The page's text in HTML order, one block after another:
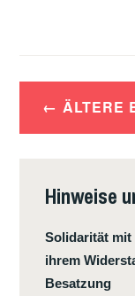
FEMINISMUS
ÄLTERE
Hinweise
Solidarität mit
ihrem
Besatzung